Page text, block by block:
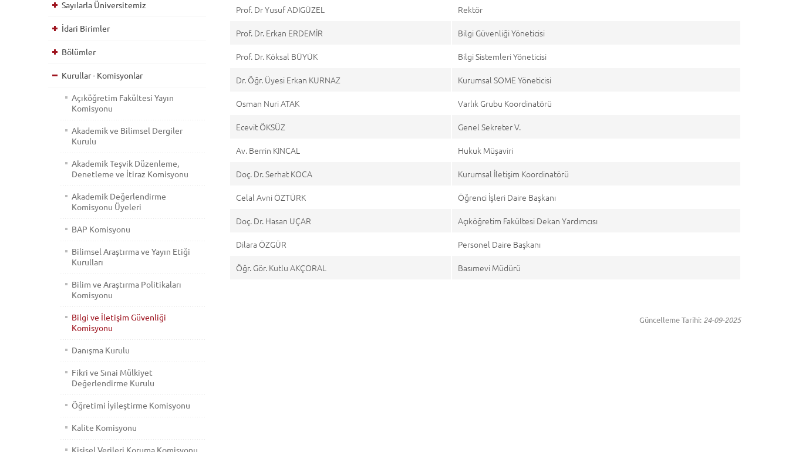
Prof. Dr Yusuf ADIGÜZEL
Rektör
Prof. Dr. Erkan ERDEMİR
Bilgi Güvenliği Yöneticisi
Prof. Dr. Köksal BÜYÜK
Bilgi Sistemleri Yöneticisi
Dr. Öğr. Üyesi Erkan KURNAZ
Kurumsal SOME Yöneticisi
Osman Nuri ATAK
Varlık Grubu Koordinatörü
Ecevit ÖKSÜZ
Genel Sekreter V.
Av. Berrin KINCAL
Hukuk Müşaviri
Doç. Dr. Serhat KOCA
Kurumsal İletişim Koordinatörü
Celal Avni ÖZTÜRK
Öğrenci İşleri Daire Başkanı
Doç. Dr. Hasan UÇAR
Açıköğretim Fakültesi Dekan Yardımcısı
Dilara ÖZGÜR
Personel Daire Başkanı
Öğr. Gör. Kutlu AKÇORAL
Basımevi Müdürü
Güncelleme Tarihi: 24-09-2025
Sayılarla Üniversitemiz
İdari Birimler
Bölümler
Kurullar - Komisyonlar
Açıköğretim Fakültesi Yayın
Komisyonu
Akademik ve Bilimsel Dergiler
Kurulu
Akademik Teşvik Düzenleme,
Denetleme ve İtiraz Komisyonu
Akademik Değerlendirme
Komisyonu Üyeleri
BAP Komisyonu
Bilimsel Araştırma ve Yayın Etiği
Kurulları
Bilim ve Araştırma Politikaları
Komisyonu
Bilgi ve İletişim Güvenliği
Komisyonu
Danışma Kurulu
Fikri ve Sınai Mülkiyet
Değerlendirme Kurulu
Öğretimi İyileştirme Komisyonu
Kalite Komisyonu
Kişisel Verileri Koruma Komisyonu